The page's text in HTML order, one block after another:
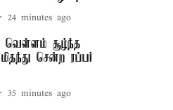
24 minutes ago
வெள்ளம் சூழ்ந்த
சென்ற ரப்பர்
35 minutes ago